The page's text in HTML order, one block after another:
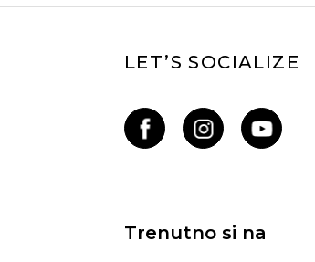
LET’S SOCIALIZE
Trenutno si na